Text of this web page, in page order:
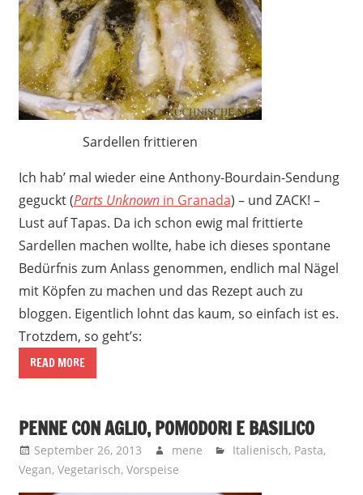
Sardellen frittieren
Ich hab’ mal wieder eine Anthony-Bourdain-Sendung
geguckt (Parts Unknownin Granada) – und ZACK! –
Lust auf Tapas. Da ich schon ewig mal frittierte
Sardellen machen wollte, habe ich dieses spontane
Bedürfnis zum Anlass genommen, endlich mal Nägel
mit Köpfen zu machen und das Rezept auch zu
bloggen. Eigentlich lohnt das kaum, so einfach ist es.
Trotzdem, so geht’s:
READ MORE
PENNE CON AGLIO, POMODORI E BASILICO
September 26, 2013 mene Italienisch, Pasta,
Vegan, Vegetarisch, Vorspeise